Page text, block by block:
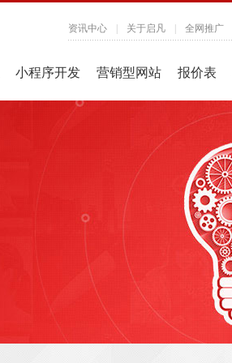
资讯中心 关于启凡 全网推广
小程序开发 营销型网站 报价表